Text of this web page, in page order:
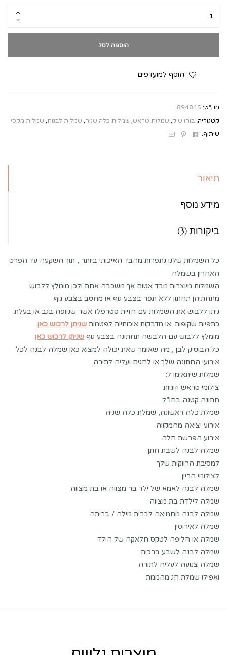
הוספה לסל
הוסף למועדפים
מק"ט: 894845
קטגוריה: בוהו שיק, שמלות טראש, שמלות כלה שניה, שמלות לבנות, שמלות מקסי
שיתוף:
Facebook
Pinterest
Email
תיאור
מידע נוסף
ביקורות (3)
כל השמלות שלנו נתפרות מהבד האיכותי ביותר , תוך השקעה עד הפרט
האחרון בשמלה.
השמלות מיוצרות מבד אטום אך משכבה אחת ולכן מומלץ ללבוש
מתחתיהן תחתון ללא תפר בצבע גוף או מחטב בצבע גוף.
ניתן ללבוש את השמלות עם חזיית סטרפלז אשר שקופה בגב או בעלת
כתפיות שקופות. או מדבקות איכותיות לפטמות שניתן לרכוש כאן.
מומלץ ללבוש עם הלבשה תחתונה בצבע גוף שניתן לרכוש כאן.
כל הבוטיק לבן , מה שאומר שאת יכולה למצוא כאן שמלה לבנה לכל
אירועי החתונה שלך או לחגים ועליה לתורה.
שמלות שיתאימו ל:
צילומי טראש וזוגיות
חתונה קטנה בחו”ל
שמלת כלה ראשונה, שמלת כלה שניה
אירוע יציאה מהמקווה
אירוע הפרשת חלה
שמלה לבנה לשבת חתן
למסיבת הרווקות שלך
לצילומי הריון
שמלה לבנה לאמא של ילד בר מצווה או בת מצווה
שמלה לילדת בת מצווה
שמלה לבנה מחמיאה לברית מילה / בריתה
שמלה לאירוסין
שמלה או חליפה לטקס חלאקה של הילד
שמלה לבנה לשבע ברכות
שמלה צנועה לעליה לתורה
ואפילו שמלת חג מהממת